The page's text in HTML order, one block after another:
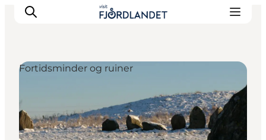
Det sker
Guides & inspiration
Fortidsminder og ruiner